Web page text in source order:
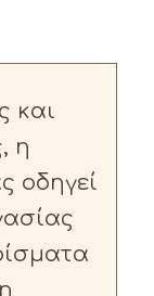
και
η
οδηγεί